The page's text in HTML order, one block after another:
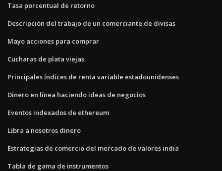
Tasa porcentual de retorno
Descripción del trabajo de un comerciante de divisas
Mayo acciones para comprar
Cucharas de plata viejas
Principales índices de renta variable estadounidenses
Dinero en línea haciendo ideas de negocios
Eventos indexados de ethereum
Libra a nosotros dinero
Estrategias de comercio del mercado de valores india
Tabla de gama de instrumentos